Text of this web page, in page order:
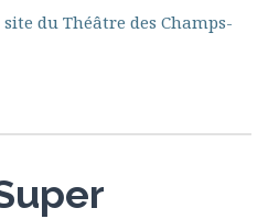
du Théâtre des Champs-